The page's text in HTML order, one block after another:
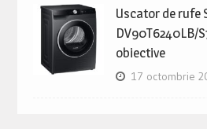
Uscator de rufe
DV90T6240LB/
obiective
17 octombrie